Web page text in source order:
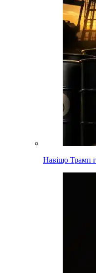
Навіщо Трамп